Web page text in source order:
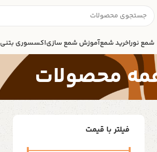
شمع نوراخرید شمعآموزش شمع سازیاکسسوری بتنی
محصولات
فیلتر با قیمت